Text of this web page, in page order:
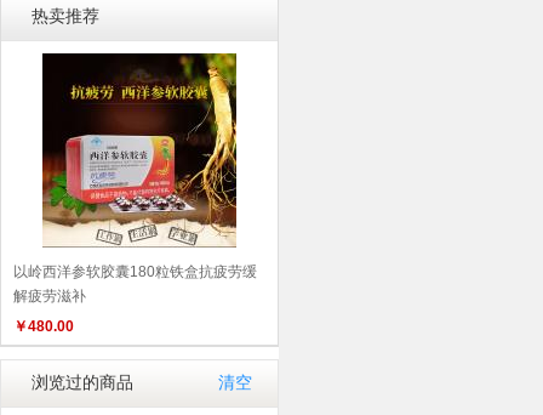
热卖推荐
以岭西洋参软胶囊180粒铁盒抗疲劳缓
解疲劳滋补
￥480.00
浏览过的商品 清空